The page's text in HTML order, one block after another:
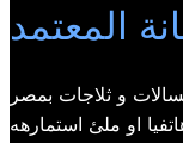
المعتمد
و ثلاجات بمصر
او ملئ استمارهه